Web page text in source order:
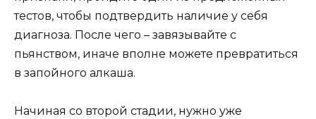
тестов, чтобы подтвердить наличие у себя
диагноза. После чего – завязывайте с
пьянством, иначе вполне можете превратиться
в запойного алкаша.
Начиная со второй стадии, нужно уже